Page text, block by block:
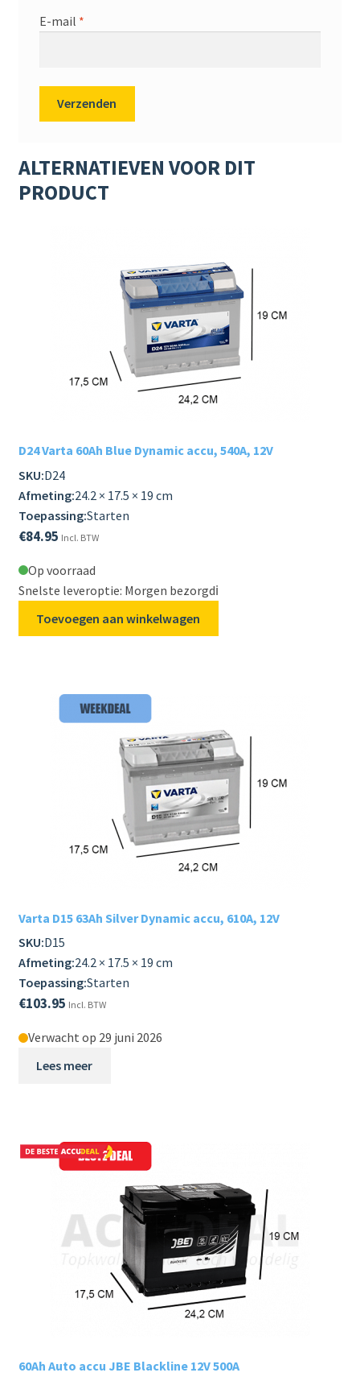
E-mail *
ALTERNATIEVEN VOOR DIT
PRODUCT
D24 Varta 60Ah Blue Dynamic accu, 540A, 12V
SKU:D24
Afmeting:24.2 × 17.5 × 19 cm
Toepassing:Starten
€84.95 Incl. BTW
Op voorraad
Snelste leveroptie: Morgen bezorgdℹ️
Toevoegen aan winkelwagen
Varta D15 63Ah Silver Dynamic accu, 610A, 12V
SKU:D15
Afmeting:24.2 × 17.5 × 19 cm
Toepassing:Starten
€103.95 Incl. BTW
Verwacht op 29 juni 2026
Lees meer
60Ah Auto accu JBE Blackline 12V 500A